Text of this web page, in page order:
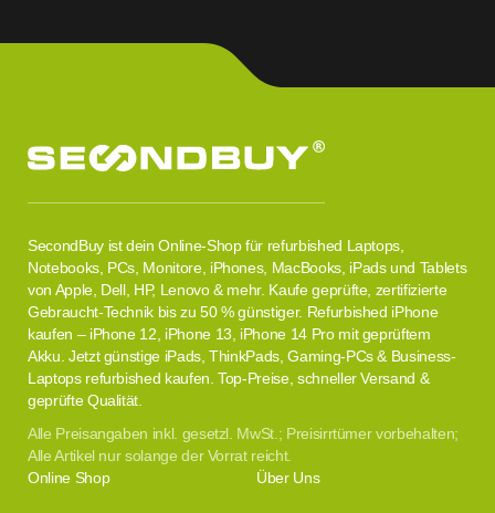
SecondBuy ist dein Online-Shop für refurbished Laptops,
Notebooks, PCs, Monitore, iPhones, MacBooks, iPads und Tablets
von Apple, Dell, HP, Lenovo & mehr. Kaufe geprüfte, zertifizierte
Gebraucht-Technik bis zu 50 % günstiger. Refurbished iPhone
kaufen – iPhone 12, iPhone 13, iPhone 14 Pro mit geprüftem
Akku. Jetzt günstige iPads, ThinkPads, Gaming-PCs & Business-
Laptops refurbished kaufen. Top-Preise, schneller Versand &
geprüfte Qualität.
Alle Preisangaben inkl. gesetzl. MwSt.; Preisirrtümer vorbehalten;
Alle Artikel nur solange der Vorrat reicht.
Online Shop Über Uns